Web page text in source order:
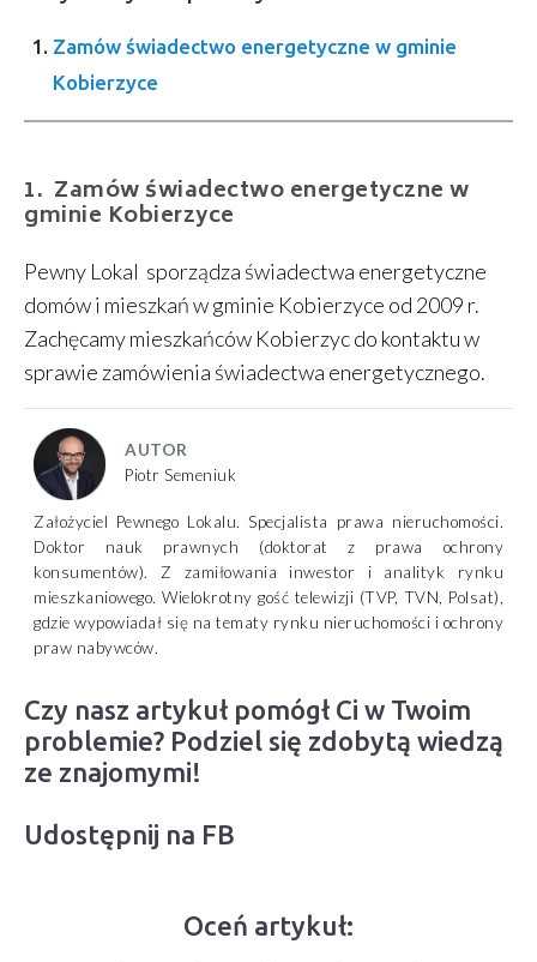
Zamów świadectwo energetyczne w gminie
Kobierzyce
Zamów świadectwo energetyczne w
gminie Kobierzyce
Pewny Lokal sporządza świadectwa energetyczne
domów i mieszkań w gminie Kobierzyce od 2009 r.
Zachęcamy mieszkańców Kobierzyc do kontaktu w
sprawie zamówienia świadectwa energetycznego.
AUTOR
Piotr Semeniuk
Założyciel Pewnego Lokalu. Specjalista prawa nieruchomości.
Doktor nauk prawnych (doktorat z prawa ochrony
konsumentów). Z zamiłowania inwestor i analityk rynku
mieszkaniowego. Wielokrotny gość telewizji (TVP, TVN, Polsat),
gdzie wypowiadał się na tematy rynku nieruchomości i ochrony
praw nabywców.
Czy nasz artykuł pomógł Ci w Twoim
problemie? Podziel się zdobytą wiedzą
ze znajomymi!
Udostępnij na FB
Oceń artykuł: